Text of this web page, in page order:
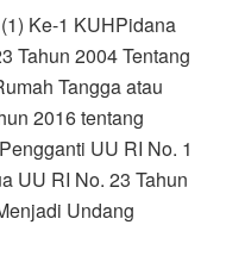
Ke-1 KUHPidana
Tahun 2004 Tentang
Tangga atau
2016 tentang
UU RI No. 1
UU RI No. 23 Tahun
Undang